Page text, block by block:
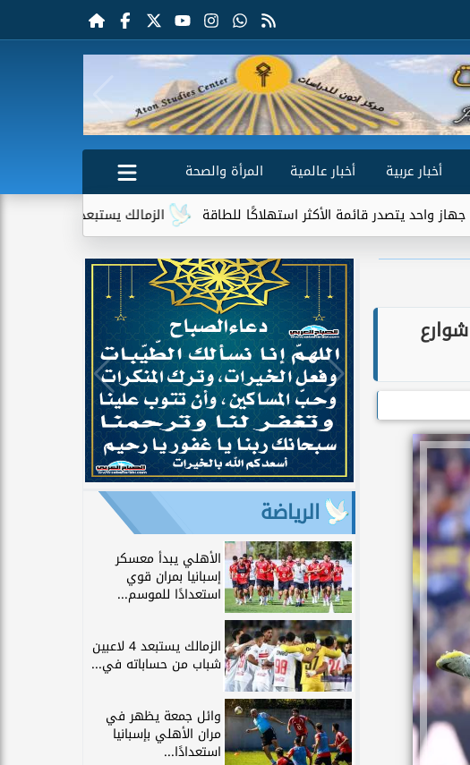
أخبار عربية أخبار عالمية
المرأة والصحة
الزمالك يستبعد 4 لاعبين شباب من حساباته في الموسم الجديد
الأكثر استهلاكًا للطاقة
الرياضة
الأهلي يبدأ معسكر
إسبانيا بمران قوي
استعدادًا للموسم...
الزمالك يستبعد 4 لاعبين
شباب من حساباته في...
وائل جمعة يظهر في
مران الأهلي بإسبانيا
استعدادًا...